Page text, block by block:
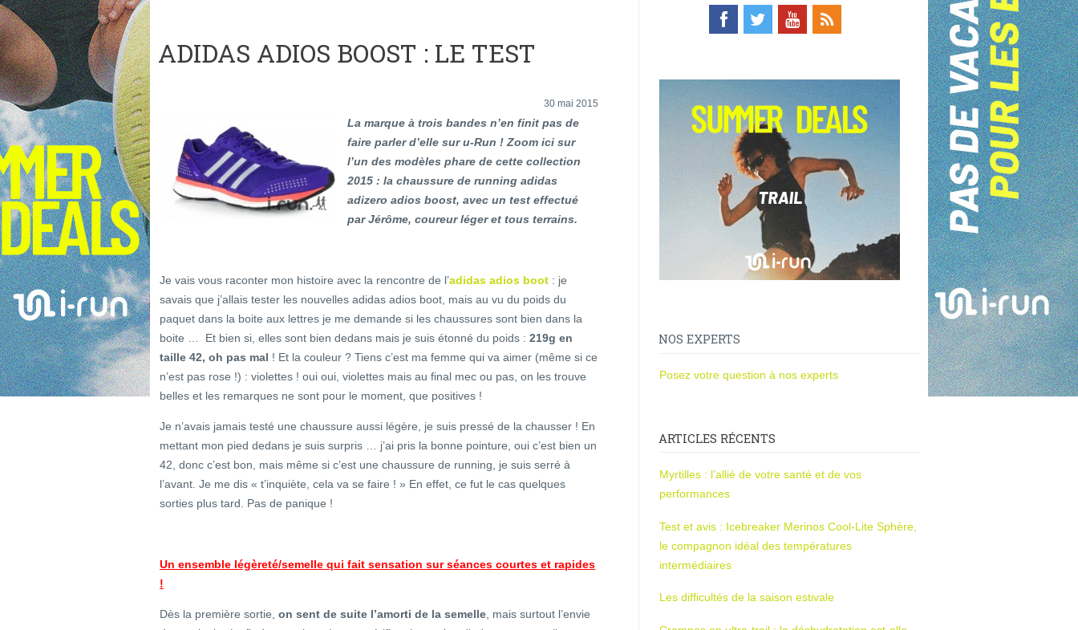
ADIDAS ADIOS BOOST : LE TEST
30 mai 2015
La marque à trois bandes n’en finit pas de
faire parler d’elle sur u-Run ! Zoom ici sur
l’un des modèles phare de cette collection
2015 : la chaussure de running adidas
adizero adios boost, avec un test effectué
par Jérôme, coureur léger et tous terrains.
Je vais vous raconter mon histoire avec la rencontre de l’adidas adios boot : je
savais que j’allais tester les nouvelles adidas adios boot, mais au vu du poids du
paquet dans la boite aux lettres je me demande si les chaussures sont bien dans la
boite … Et bien si, elles sont bien dedans mais je suis étonné du poids : 219g en
taille 42, oh pas mal ! Et la couleur ? Tiens c’est ma femme qui va aimer (même si ce
n’est pas rose !) : violettes ! oui oui, violettes mais au final mec ou pas, on les trouve
belles et les remarques ne sont pour le moment, que positives !
Je n’avais jamais testé une chaussure aussi légère, je suis pressé de la chausser ! En
mettant mon pied dedans je suis surpris … j’ai pris la bonne pointure, oui c’est bien un
42, donc c’est bon, mais même si c’est une chaussure de running, je suis serré à
l’avant. Je me dis « t’inquiète, cela va se faire ! » En effet, ce fut le cas quelques
sorties plus tard. Pas de panique !
Un ensemble légèreté/semelle qui fait sensation sur séances courtes et rapides
!
Dès la première sortie, on sent de suite l’amorti de la semelle , mais surtout l’envie
NOS EXPERTS
Posez votre question à nos experts
ARTICLES RÉCENTS
Myrtilles : l’allié de votre santé et de vos
performances
Test et avis : Icebreaker Merinos Cool-Lite Sphère,
le compagnon idéal des températures
intermédiaires
Les difficultés de la saison estivale